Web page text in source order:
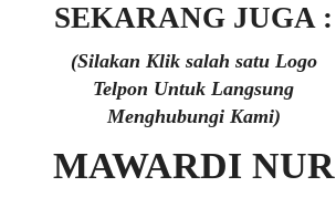
SEKARANG JUGA :
(Silakan Klik salah satu Logo
Telpon Untuk Langsung
Menghubungi Kami)
MAWARDI NUR